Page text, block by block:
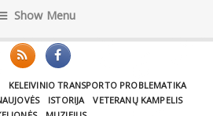
Show Menu
KELEIVINIO TRANSPORTO PROBLEMATIKA
ISTORIJA
VETERANŲ KAMPELIS